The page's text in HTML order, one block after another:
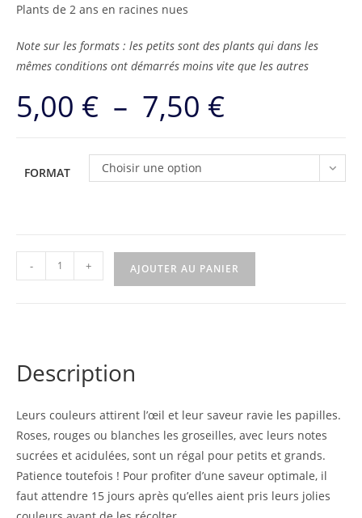
Plants de 2 ans en racines nues
Note sur les formats : les petits sont des plants qui dans les
mêmes conditions ont démarrés moins vite que les autres
5,00 € – 7,50 €Plage
7,50 €
FORMAT
Choisir une option
quantité
de
- + AJOUTER AU PANIER
Description
Leurs couleurs attirent l’œil et leur saveur ravie les papilles.
Roses, rouges ou blanches les groseilles, avec leurs notes
sucrées et acidulées, sont un régal pour petits et grands.
Patience toutefois ! Pour profiter d’une saveur optimale, il
faut attendre 15 jours après qu’elles aient pris leurs jolies